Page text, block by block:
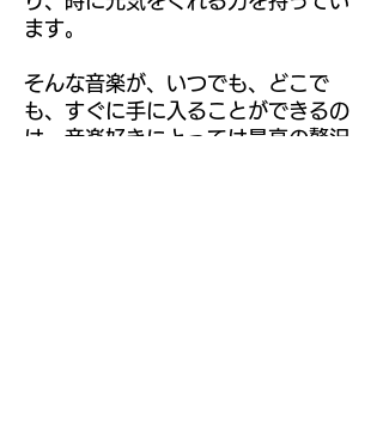
ます。
そんな音楽が、いつでも、どこで
も、すぐに手に入ることができるの
は、音楽好きにとっては最高の贅沢